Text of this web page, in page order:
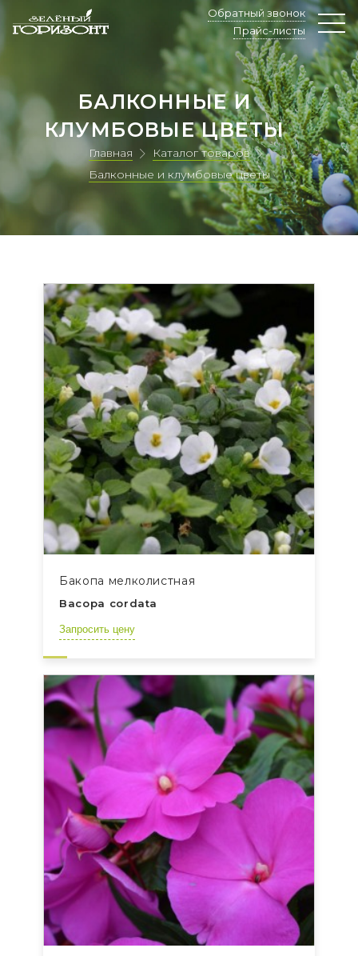
Обратный звонок
Прайс-листы
БАЛКОННЫЕ И
КЛУМБОВЫЕ ЦВЕТЫ
Главная
Каталог товаров
Балконные и клумбовые цветы
Бакопа мелколистная
Bacopa cordata
Запросить цену